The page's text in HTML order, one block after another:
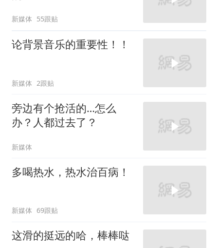
新媒体 55跟贴
论背景音乐的重要性！！
新媒体 2跟贴
旁边有个抢活的…怎么
办？人都过去了？
新媒体
多喝热水，热水治百病！
新媒体 69跟贴
这滑的挺远的哈，棒棒哒